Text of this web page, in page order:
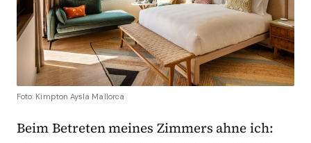
Foto: Kimpton Aysla Mallorca
Beim Betreten meines Zimmers ahne ich: